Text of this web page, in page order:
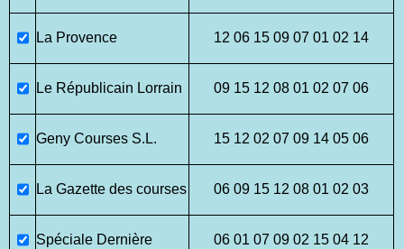
La Provence 12 06 15 09 07 01 02 14
Le Républicain Lorrain 09 15 12 08 01 02 07 06
Geny Courses S.L. 15 12 02 07 09 14 05 06
La Gazette des courses 06 09 15 12 08 01 02 03
Spéciale Dernière 06 01 07 09 02 15 04 12